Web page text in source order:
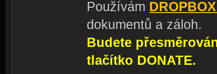
Používám
dokumentů a záloh.
Budete
tlačítko DONATE.